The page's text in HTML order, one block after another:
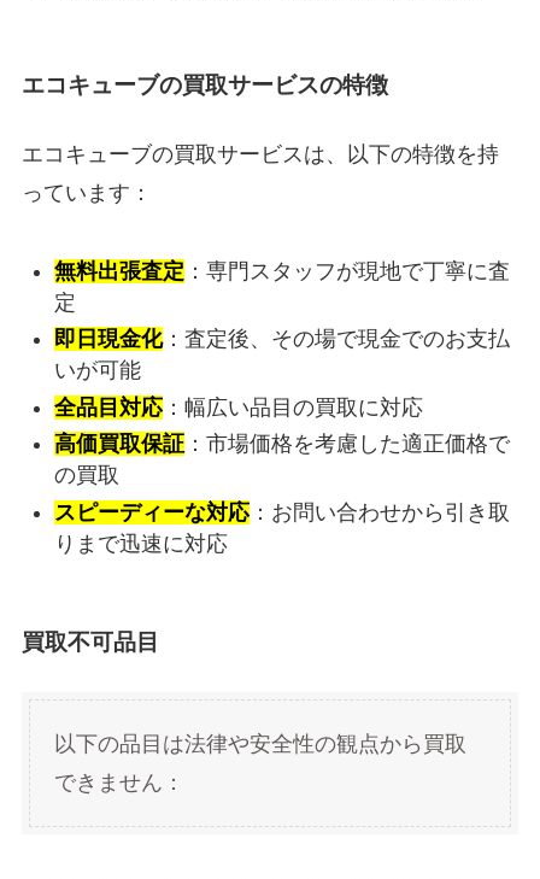
エコキューブの買取サービスの特徴
エコキューブの買取サービスは、以下の特徴を持
っています：
無料出張査定 ：専門スタッフが現地で丁寧に査
定
即日現金化：査定後、その場で現金でのお支払
いが可能
全品目対応：幅広い品目の買取に対応
高価買取保証：市場価格を考慮した適正価格で
の買取
スピーディーな対応：お問い合わせから引き取
りまで迅速に対応
買取不可品目
以下の品目は法律や安全性の観点から買取
できません：